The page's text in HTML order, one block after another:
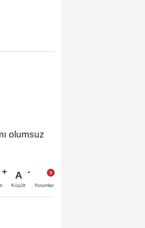
olumsuz
A
Küçült Yorumlar